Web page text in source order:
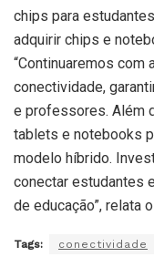
chips para
adquirir chips e
“Continuaremos com
conectividade,
e professores. Além
tablets e notebooks
modelo híbrido.
conectar estudantes
de educação”, relata
Tags: conectividade